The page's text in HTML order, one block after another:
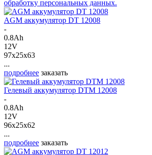
обработку персональных данных.
AGM аккумулятор DT 12008
-
0.8Ah
12V
97x25x63
...
подробнее заказать
Гелевый аккумулятор DTM 12008
-
0.8Ah
12V
96x25x62
...
подробнее заказать